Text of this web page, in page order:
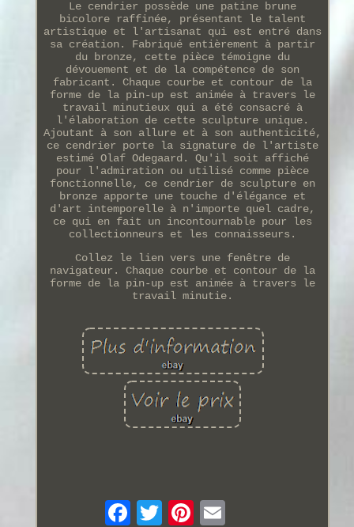
Le cendrier possède une patine brune
bicolore raffinée, présentant le talent
artistique et l'artisanat qui est entré dans
sa création. Fabriqué entièrement à partir
du bronze, cette pièce témoigne du
dévouement et de la compétence de son
fabricant. Chaque courbe et contour de la
forme de la pin-up est animée à travers le
travail minutieux qui a été consacré à
l'élaboration de cette sculpture unique.
Ajoutant à son allure et à son authenticité,
ce cendrier porte la signature de l'artiste
estimé Olaf Odegaard. Qu'il soit affiché
pour l'admiration ou utilisé comme pièce
fonctionnelle, ce cendrier de sculpture en
bronze apporte une touche d'élégance et
d'art intemporelle à n'importe quel cadre,
ce qui en fait un incontournable pour les
collectionneurs et les connaisseurs.
Collez le lien vers une fenêtre de
navigateur. Chaque courbe et contour de la
forme de la pin-up est animée à travers le
travail minutie.